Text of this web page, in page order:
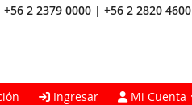
+56 2 2379 0000 | +56 2 2820 4600
Ingresar Mi Cuenta